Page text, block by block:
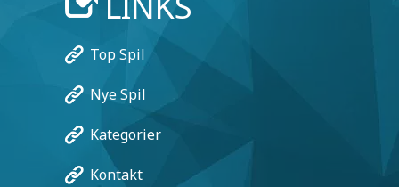
Top Spil
Nye Spil
Kategorier
Kontakt